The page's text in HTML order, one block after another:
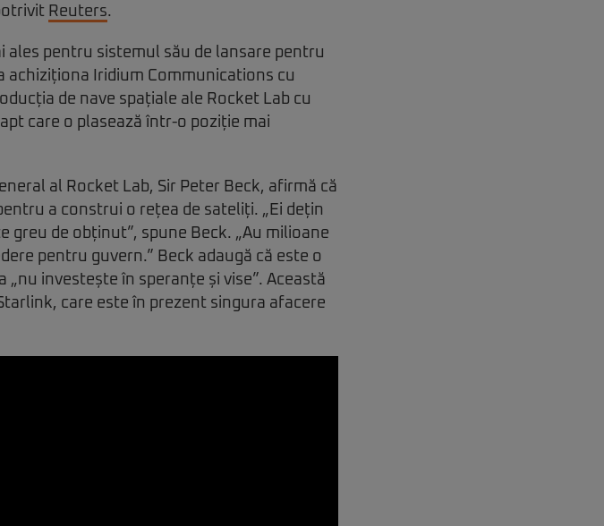
Reuters.
ales pentru sistemul său de lansare pentru
Iridium Communications cu
de nave spațiale ale Rocket Lab cu
care o plasează într-o poziție mai
al Rocket Lab, Sir Peter Beck, afirmă că
a construi o rețea de sateliți. „Ei dețin
de obținut”, spune Beck. „Au milioane
pentru guvern.” Beck adaugă că este o
investește în speranțe și vise”. Această
care este în prezent singura afacere